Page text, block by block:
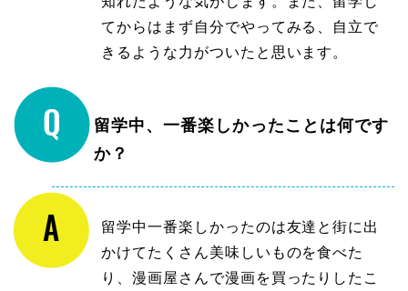
てからはまず自分でやってみる、自立で
きるような力がついたと思います。
留学中、一番楽しかったことは何です
か？
留学中一番楽しかったのは友達と街に出
かけてたくさん美味しいものを食べた
り、漫画屋さんで漫画を買ったりしたこ